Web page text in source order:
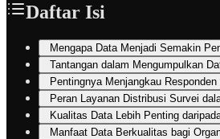
Daftar Isi
Mengapa Data Menjadi Semakin
Tantangan dalam Mengumpulkan
Pentingnya Menjangkau Responden
Peran Layanan Distribusi Survei
Kualitas Data Lebih Penting
Manfaat Data Berkualitas bagi